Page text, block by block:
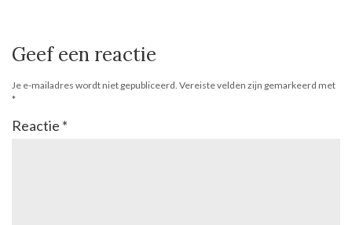
Geef een reactie
Je e-mailadres wordt niet gepubliceerd. Vereiste velden zijn gemarkeerd met
*
Reactie *